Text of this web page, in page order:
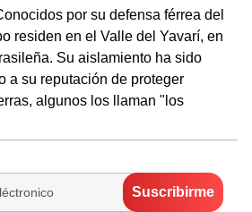
por su defensa férrea del
residen en el Valle del Yavarí, en
Su aislamiento ha sido
a su reputación de proteger
algunos los llaman "los